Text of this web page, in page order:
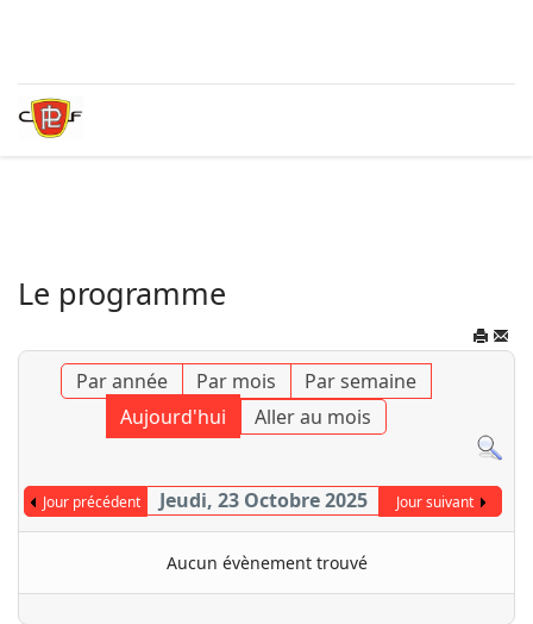
Le programme
Par année Par mois
Par semaine
Aujourd'hui
Aller au mois
Jour précédent Jeudi, 23 Octobre 2025 Jour suivant
Aucun évènement trouvé